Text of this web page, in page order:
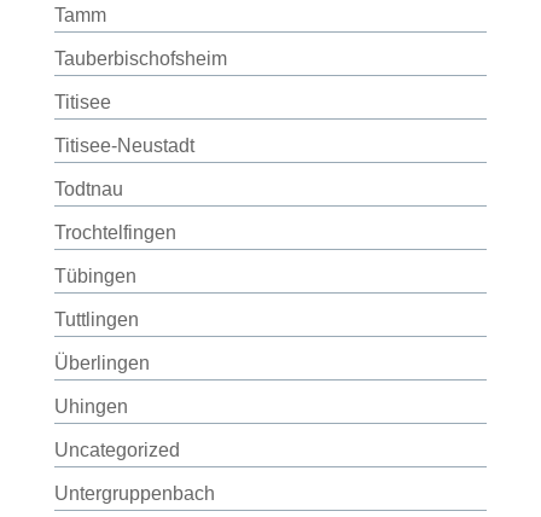
Tamm
Tauberbischofsheim
Titisee
Titisee-Neustadt
Todtnau
Trochtelfingen
Tübingen
Tuttlingen
Überlingen
Uhingen
Uncategorized
Untergruppenbach